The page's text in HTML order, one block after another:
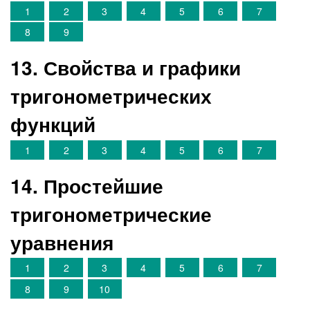
1 2 3 4 5 6
7
8
9
13. Свойства и графики
тригонометрических
функций
1 2 3 4 5 6 7
14. Простейшие
тригонометрические
уравнения
1 2 3 4 5 6
7
8
9 10